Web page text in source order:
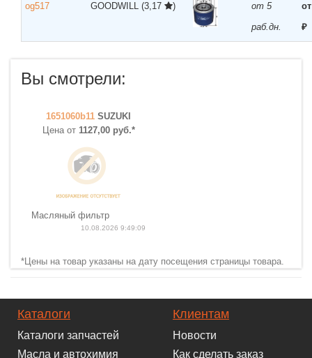
og517 GOODWILL (3,17 )
от 5
раб.дн.
₽
Вы смотрели:
1651060b11 SUZUKI
Цена от 1127,00 руб.*
Масляный фильтр
10.08.2026 9:49:09
*Цены на товар указаны на дату посещения страницы товара.
Каталоги
Каталоги запчастей
Масла и автохимия
Клиентам
Новости
Как сделать заказ